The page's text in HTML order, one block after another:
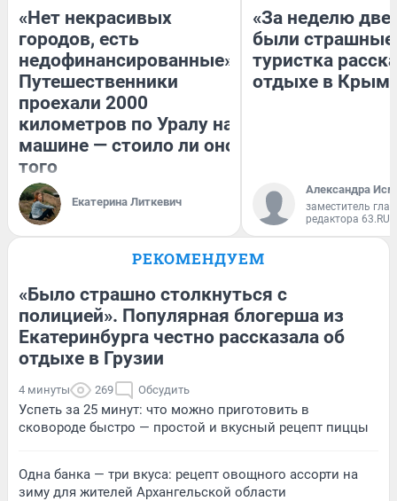
«Нет некрасивых
городов, есть
недофинансированные».
Путешественники
проехали 2000
километров по Уралу на
машине — стоило ли оно
того
Екатерина Литкевич
«За неделю две
были
туристка
отдыхе в
Александра
заместитель
редактора 63.RU
РЕКОМЕНДУЕМ
«Было страшно столкнуться с
полицией». Популярная блогерша из
Екатеринбурга честно рассказала об
отдыхе в Грузии
4 минуты 269 Обсудить
Успеть за 25 минут: что можно приготовить в
сковороде быстро — простой и вкусный рецепт пиццы
Одна банка — три вкуса: рецепт овощного ассорти на
зиму для жителей Архангельской области